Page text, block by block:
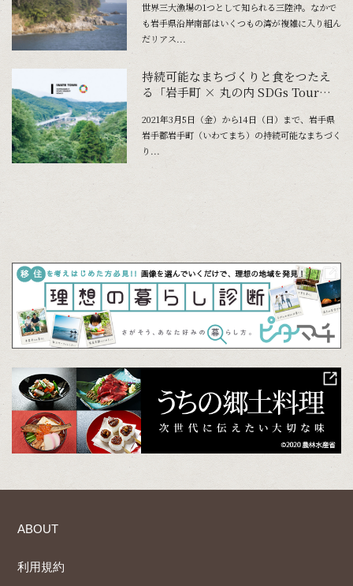
世界三大漁場の1つとして知られる三陸沖。なかで
も岩手県沿岸南部はいくつもの湾が複雑に入り組ん
だリアス...
持続可能なまちづくりと食をつたえ
る「岩手町 × 丸の内 SDGs Tour」
2021年3月5日（金）から14日（日）まで、岩手県
岩手郡岩手町（いわてまち）の持続可能なまちづく
り...
ABOUT
利用規約